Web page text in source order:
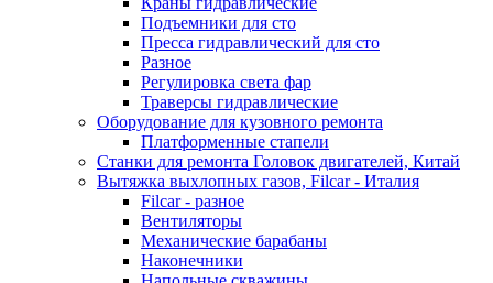
Подъемники для сто
Пресса гидравлический для сто
Разное
Регулировка света фар
Траверсы гидравлические
Оборудование для кузовного ремонта
Платформенные стапели
Станки для ремонта Головок двигателей, Китай
Вытяжка выхлопных газов, Filcar - Италия
Filcar - разное
Вентиляторы
Механические барабаны
Наконечники